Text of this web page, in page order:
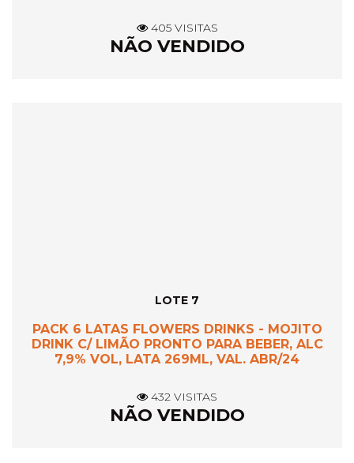
405 VISITAS
NÃO VENDIDO
LOTE 7
PACK 6 LATAS FLOWERS DRINKS - MOJITO
DRINK C/ LIMÃO PRONTO PARA BEBER, ALC
7,9% VOL, LATA 269ML, VAL. ABR/24
432 VISITAS
NÃO VENDIDO